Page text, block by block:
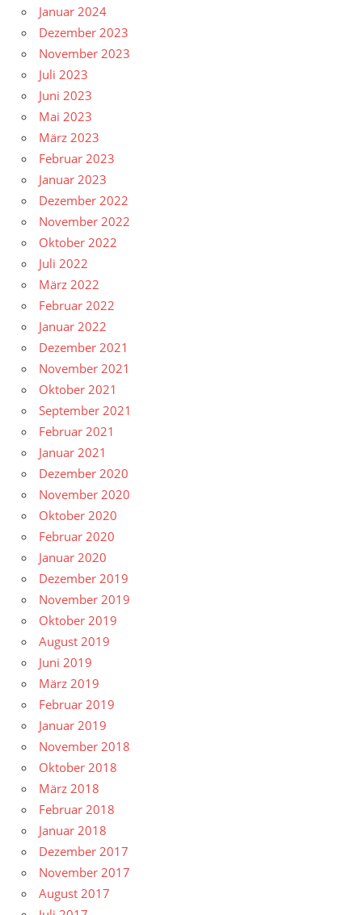
Januar 2024
Dezember 2023
November 2023
Juli 2023
Juni 2023
Mai 2023
März 2023
Februar 2023
Januar 2023
Dezember 2022
November 2022
Oktober 2022
Juli 2022
März 2022
Februar 2022
Januar 2022
Dezember 2021
November 2021
Oktober 2021
September 2021
Februar 2021
Januar 2021
Dezember 2020
November 2020
Oktober 2020
Februar 2020
Januar 2020
Dezember 2019
November 2019
Oktober 2019
August 2019
Juni 2019
März 2019
Februar 2019
Januar 2019
November 2018
Oktober 2018
März 2018
Februar 2018
Januar 2018
Dezember 2017
November 2017
August 2017